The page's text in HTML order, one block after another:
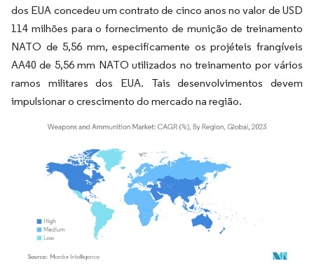
dos EUA concedeu um contrato de cinco anos no valor de USD
114 milhões para o fornecimento de munição de treinamento
NATO de 5,56 mm, especificamente os projéteis frangíveis
AA40 de 5,56 mm NATO utilizados no treinamento por vários
ramos militares dos EUA. Tais desenvolvimentos devem
impulsionar o crescimento do mercado na região.